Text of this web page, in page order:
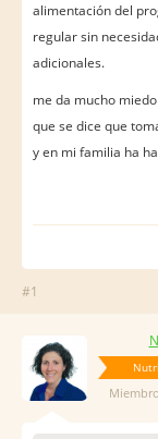
alimentación del
regular sin
adicionales.
me da mucho
que se dice que
y en mi familia ha
#1